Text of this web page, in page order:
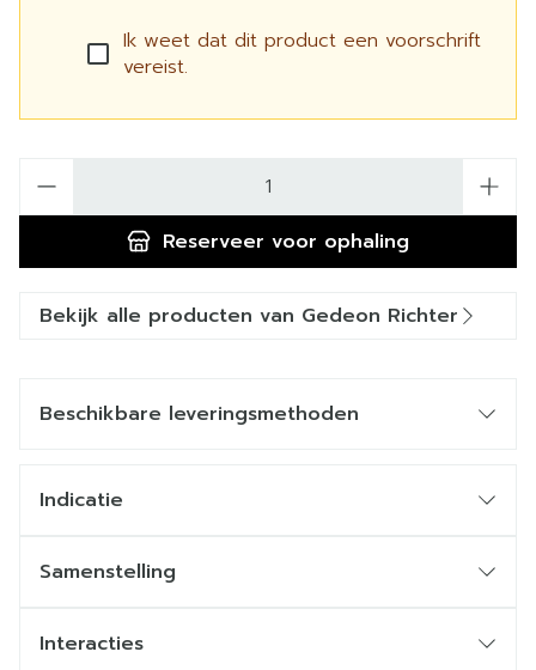
Ik weet dat dit product een voorschrift
vereist.
Reserveer voor ophaling
Bekijk alle producten van Gedeon Richter
Beschikbare leveringsmethoden
Indicatie
Samenstelling
Interacties